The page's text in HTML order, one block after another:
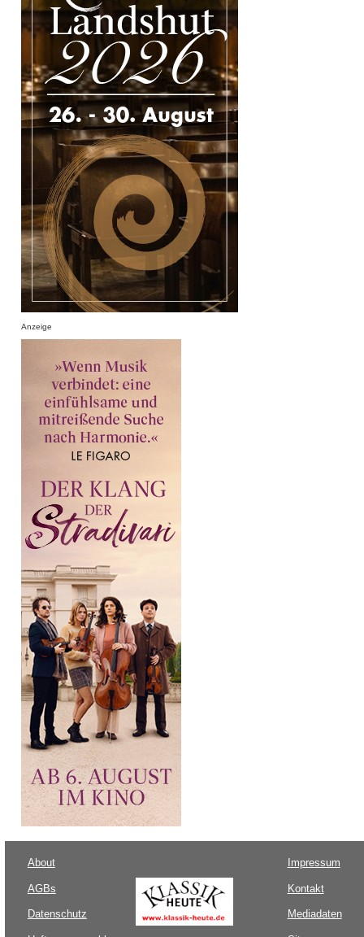
Anzeige
About
AGBs
Datenschutz
Impressum
Kontakt
Mediadaten